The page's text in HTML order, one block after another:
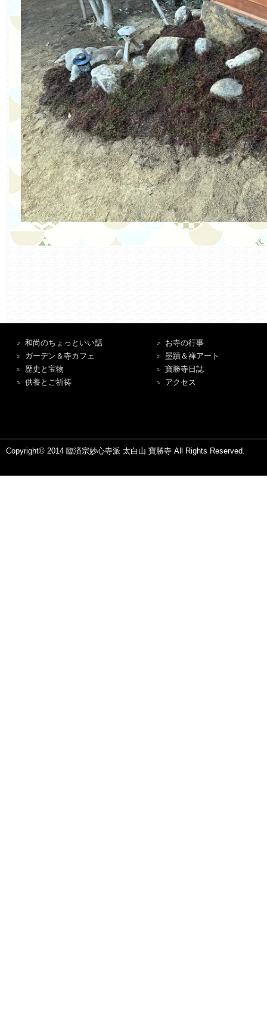
和尚のちょっといい話
ガーデン＆寺カフェ
歴史と宝物
供養とご祈祷
お寺の行事
墨蹟＆禅アート
寶勝寺日誌
アクセス
Copyright© 2014 臨済宗妙心寺派 太白山 寶勝寺 All Rights Reserved.